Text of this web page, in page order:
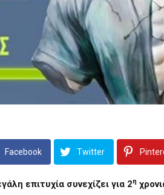
Facebook Twitter
επιτυχία συνεχίζει για 2η